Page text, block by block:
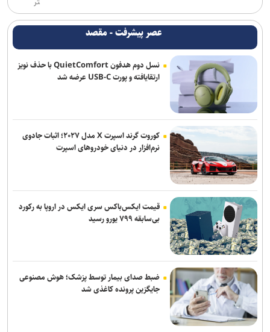
خبرنگاری رسالتی اخلاقی در مسیر کشف حقیقت و ارتقای سرمایه اجتماعی
است
خبرنگار؛ روایتگر امروز، دیده‌بان فردا
عصر پیشرفت - مقصد
نسل دوم هدفون QuietComfort با حذف نویز
ارتقایافته و پورت USB-C عرضه شد
کوروت گرند اسپرت X مدل ۲۰۲۷؛ اثبات جادوی
نرم‌افزار در دنیای خودروهای اسپرت
قیمت ایکس‌باکس سری ایکس در اروپا به رکورد
بی‌سابقه ۷۹۹ یورو رسید
ضبط صدای بیمار توسط پزشک؛ هوش مصنوعی
جایگزین پرونده کاغذی شد